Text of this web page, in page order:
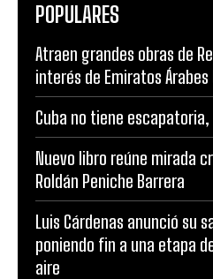
POPULARES
Atraen grandes obras de
interés de Emiratos Árabes
Cuba no tiene
Nuevo libro reúne mirada
Roldán Peniche Barrera
Luis Cárdenas anunció su
poniendo fin a una etapa
aire